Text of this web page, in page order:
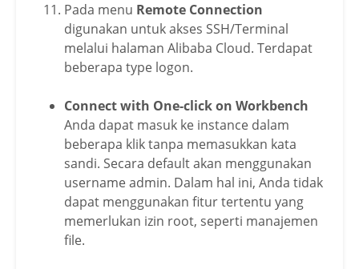
Pada menu Remote Connection
digunakan untuk akses SSH/Terminal
melalui halaman Alibaba Cloud. Terdapat
beberapa type logon.
Connect with One-click on Workbench
Anda dapat masuk ke instance dalam
beberapa klik tanpa memasukkan kata
sandi. Secara default akan menggunakan
username admin. Dalam hal ini, Anda tidak
dapat menggunakan fitur tertentu yang
memerlukan izin root, seperti manajemen
file.